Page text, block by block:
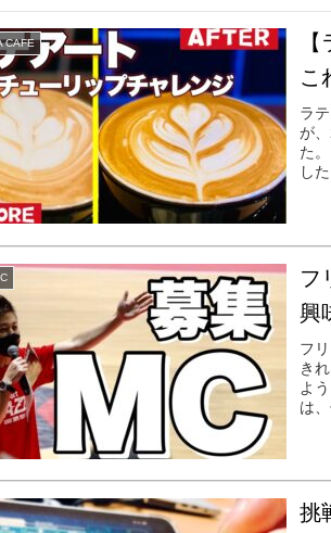
CAFE
こ
ラ
が
た
し
フ
興
フ
き
よ
は
挑